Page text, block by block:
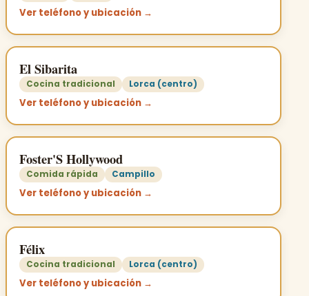
Ver teléfono y ubicación →
El Sibarita
Cocina tradicional Lorca (centro)
Ver teléfono y ubicación →
Foster'S Hollywood
Comida rápida Campillo
Ver teléfono y ubicación →
Félix
Cocina tradicional Lorca (centro)
Ver teléfono y ubicación →